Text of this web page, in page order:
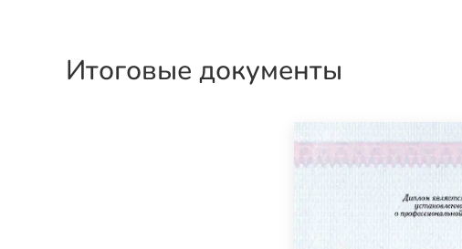
Итоговые документы